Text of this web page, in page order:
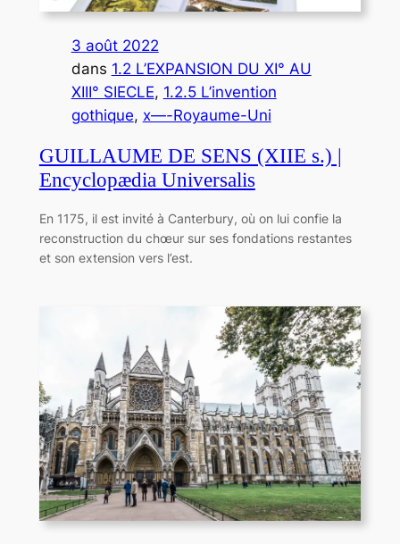
3 août 2022
dans 1.2 L’EXPANSION DU XI° AU
XIII° SIECLE, 1.2.5 L’invention
gothique, x—-Royaume-Uni
GUILLAUME DE SENS (XIIE s.) |
Encyclopædia Universalis
En 1175, il est invité à Canterbury, où on lui confie la
reconstruction du chœur sur ses fondations restantes
et son extension vers l’est.